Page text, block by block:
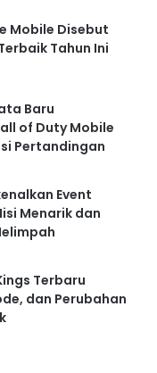
Mobile Disebut
Tahun Ini
Baru
of Duty Mobile
Pertandingan
Event
Menarik dan
Terbaru
dan Perubahan